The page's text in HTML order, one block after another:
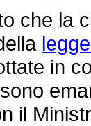
che la
in
il